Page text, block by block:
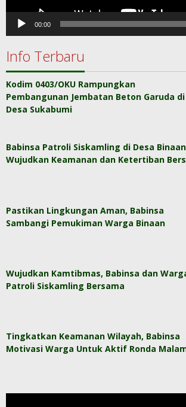
00:00
Info Terbaru
Kodim 0403/OKU Rampungkan
Pembangunan Jembatan Beton Garuda di
Desa Sukabumi
Babinsa Patroli Siskamling di Desa
Wujudkan Keamanan dan Ketertiban
Pastikan Lingkungan Aman, Babinsa
Sambangi Pemukiman Warga Binaan
Wujudkan Kamtibmas, Babinsa dan
Patroli Siskamling Bersama
Tingkatkan Keamanan Wilayah, Babinsa
Motivasi Warga Untuk Aktif Ronda